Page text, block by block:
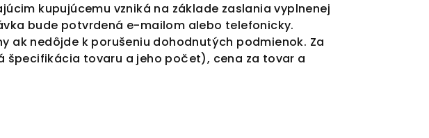
kupujúcemu vzniká na základe zaslania vyplnenej
bude potvrdená e-mailom alebo telefonicky.
ak nedôjde k porušeniu dohodnutých podmienok. Za
špecifikácia tovaru a jeho počet), cena za tovar a